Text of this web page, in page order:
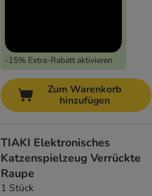
-15% Extra-Rabatt aktivieren
Zum Warenkorb
hinzufügen
TIAKI Elektronisches
Katzenspielzeug Verrückte
Raupe
1 Stück